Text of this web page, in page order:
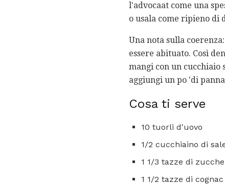
l'advocaat come una
o usala come ripieno di
Una nota sulla
essere abituato. Così
mangi con un cucchiaio
aggiungi un po 'di
Cosa ti serve
10 tuorli d'uovo
1/2 cucchiaino di
1 1/3 tazze di
1 1/2 tazze di